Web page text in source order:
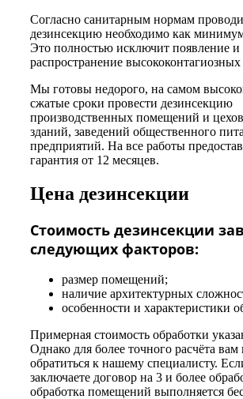
Согласно санитарным нормам
дезинсекцию необходимо как
Это полностью исключит появление и
распространение
Мы готовы недорого, на самом
сжатые сроки провести дезинсекцию
производственных помещений и
зданий, заведений общественного
предприятий. На все работы
гарантия от 12 месяцев.
Цена дезинсекции
Стоимость дезинсекции
следующих факторов:
размер помещений;
наличие архитектурных
особенности и характеристики
Примерная стоимость обработки
Однако для более точного расчёта
обратиться к нашему специалисту.
заключаете договор на 3 и более
обработка помещений выполняется